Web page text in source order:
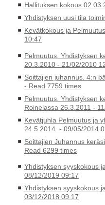
Hallituksen kokous
Yhdistyksen uusi tila
Kevätkokous ja
10:47
Pelmuutus. Yhdistyksen
20.3.2010 - 21/02/2010
Soittajien juhannus. 4:n
- Read 7759 times
Pelmuutus. Yhdistyksen
Roinelassa 26.3.2011 -
Kevätjuhla Pelmuutus ja
24.5.2014. - 09/05/2014
Soittajien Juhannus
Read 6299 times
Yhdistyksen syyskokous
08/12/2019 09:17
Yhdistyksen syyskokous
03/12/2018 09:17